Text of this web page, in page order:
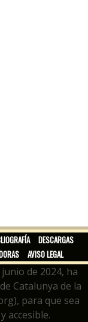
DESCARGAS
AVISO LEGAL
de 2024, ha
Catalunya de la
para que sea
accesible.